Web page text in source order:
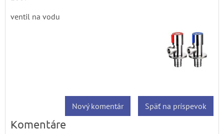
ventil na vodu
Späť na príspevok
Nový komentár
Komentáre